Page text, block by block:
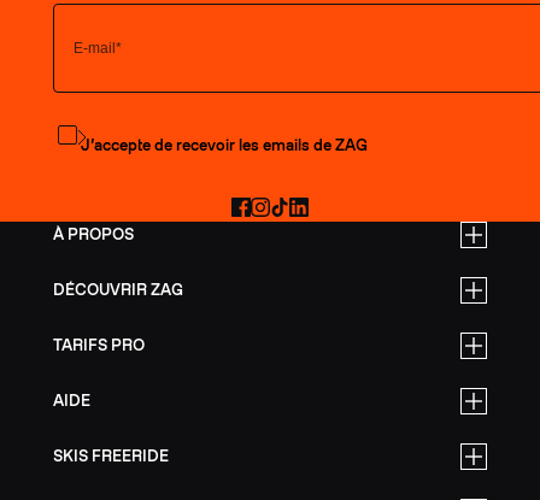
À PROPOS
DÉCOUVRIR ZAG
TARIFS PRO
AIDE
SKIS FREERIDE
S'abonner à la newsletter
J’accepte de recevoir les emails de ZAG
Facebook
Instagram
TikTokLinkedIn